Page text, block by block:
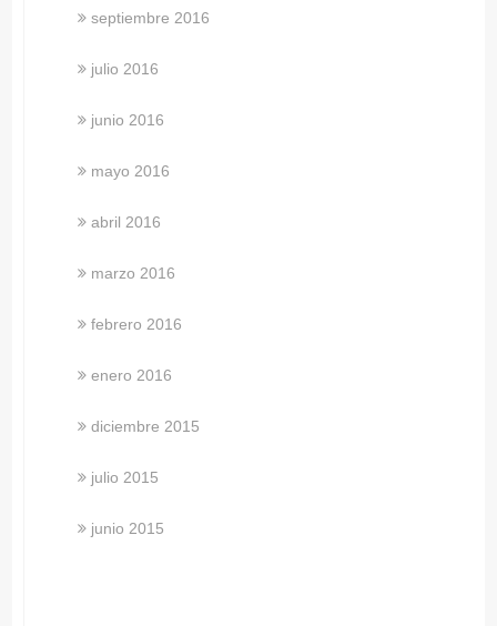
septiembre 2016
julio 2016
junio 2016
mayo 2016
abril 2016
marzo 2016
febrero 2016
enero 2016
diciembre 2015
julio 2015
junio 2015